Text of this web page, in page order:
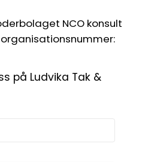
NCO konsult
på Ludvika Tak &